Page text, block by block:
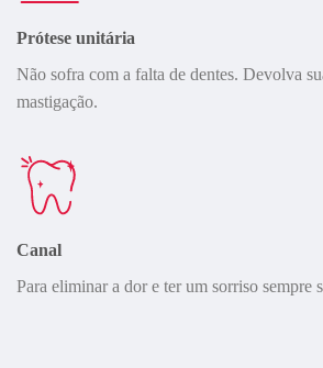
Prótese unitária
Não sofra com a falta de dentes. Devolva
mastigação.
Canal
Para eliminar a dor e ter um sorriso sempre